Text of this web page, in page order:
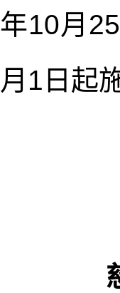
年10月
月1日起